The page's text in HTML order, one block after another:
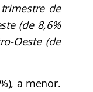
de
(de 8,6%
Oeste (de
a menor.